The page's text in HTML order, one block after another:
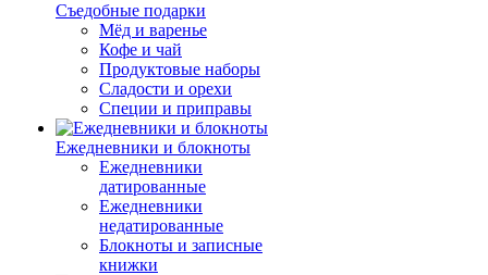
Съедобные подарки
Мёд и варенье
Кофе и чай
Продуктовые наборы
Сладости и орехи
Специи и приправы
Ежедневники и блокноты
Ежедневники
датированные
Ежедневники
недатированные
Блокноты и записные
книжки